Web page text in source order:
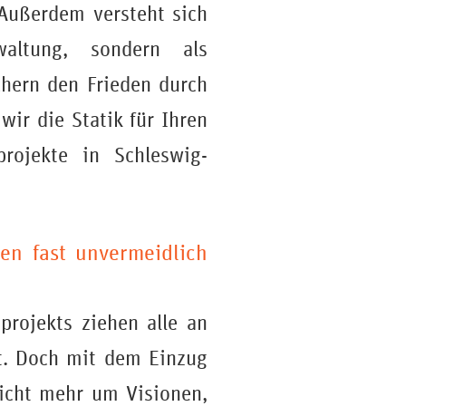
versteht sich
sondern als
den Frieden durch
wir die Statik für Ihren
in Schleswig-
fast unvermeidlich
ziehen alle an
Doch mit dem Einzug
mehr um Visionen,